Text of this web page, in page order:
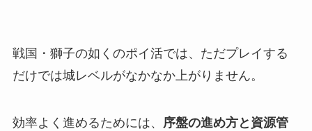
戦国・獅子の如くのポイ活では、ただプレイする
だけでは城レベルがなかなか上がりません。
効率よく進めるためには、
序盤の進め方と資源管